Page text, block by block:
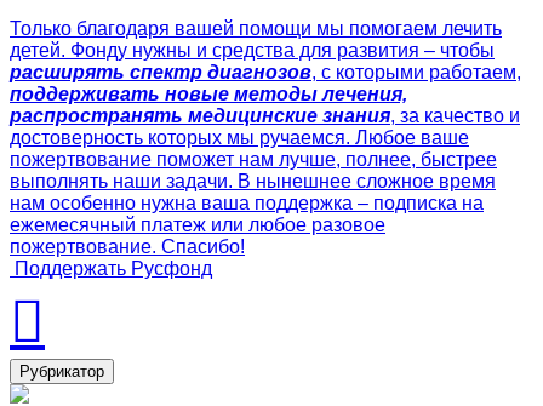
Только благодаря вашей помощи мы помогаем лечить
детей. Фонду нужны и средства для развития – чтобы
расширять спектр диагнозов, с которыми работаем,
поддерживать новые методы лечения,
распространять медицинские знания, за качество и
достоверность которых мы ручаемся. Любое ваше
пожертвование поможет нам лучше, полнее, быстрее
выполнять наши задачи. В нынешнее сложное время
нам особенно нужна ваша поддержка – подписка на
ежемесячный платеж или любое разовое
пожертвование. Спасибо!
Поддержать Русфонд
Рубрикатор